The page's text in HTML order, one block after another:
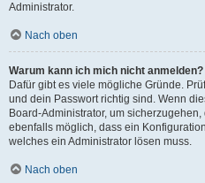
Administrator.
Nach oben
Warum kann ich mich nicht anmelden?
Dafür gibt es viele mögliche Gründe.
und dein Passwort richtig sind. Wenn
Board-Administrator, um
ebenfalls möglich, dass ein
welches ein Administrator lösen muss.
Nach oben